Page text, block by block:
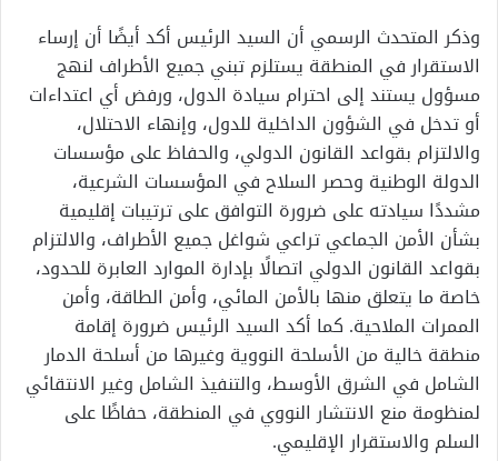
وذكر المتحدث الرسمي أن السيد الرئيس أكد أيضًا أن إرساء
الاستقرار في المنطقة يستلزم تبني جميع الأطراف لنهج
مسؤول يستند إلى احترام سيادة الدول، ورفض أي اعتداءات
أو تدخل في الشؤون الداخلية للدول، وإنهاء الاحتلال،
والالتزام بقواعد القانون الدولي، والحفاظ على مؤسسات
الدولة الوطنية وحصر السلاح في المؤسسات الشرعية،
مشددًا سيادته على ضرورة التوافق على ترتيبات إقليمية
بشأن الأمن الجماعي تراعي شواغل جميع الأطراف، والالتزام
بقواعد القانون الدولي اتصالًا بإدارة الموارد العابرة للحدود،
خاصة ما يتعلق منها بالأمن المائي، وأمن الطاقة، وأمن
الممرات الملاحية. كما أكد السيد الرئيس ضرورة إقامة
منطقة خالية من الأسلحة النووية وغيرها من أسلحة الدمار
الشامل في الشرق الأوسط، والتنفيذ الشامل وغير الانتقائي
لمنظومة منع الانتشار النووي في المنطقة، حفاظًا على
السلم والاستقرار الإقليمي.